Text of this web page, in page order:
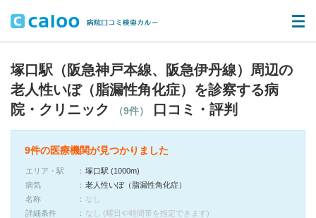
塚口駅（阪急神戸本線、阪急伊丹線）周辺の
老人性いぼ（脂漏性角化症）を診察する病
院・クリニック
（9件） 口コミ・評判
9件の医療機関が見つかりました
エリア・駅
塚口駅 (1000m)
病気
老人性いぼ（脂漏性角化症）
名称
なし
詳細条件
なし (曜日や時間帯を指定できます)